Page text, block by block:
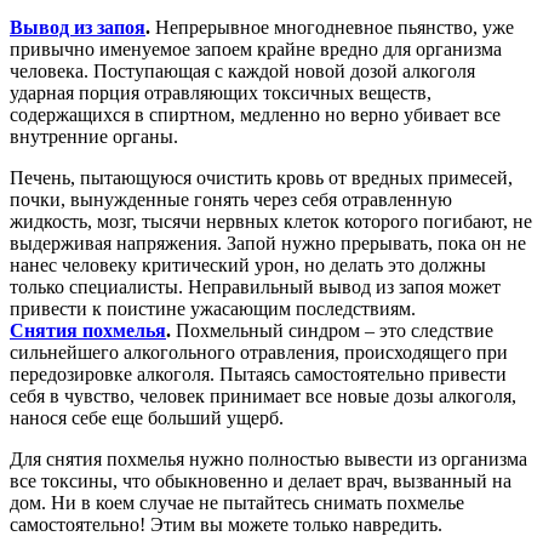
Вывод из запоя. Непрерывное многодневное пьянство, уже
привычно именуемое запоем крайне вредно для организма
человека. Поступающая с каждой новой дозой алкоголя
ударная порция отравляющих токсичных веществ,
содержащихся в спиртном, медленно но верно убивает все
внутренние органы.
Печень, пытающуюся очистить кровь от вредных примесей,
почки, вынужденные гонять через себя отравленную
жидкость, мозг, тысячи нервных клеток которого погибают, не
выдерживая напряжения. Запой нужно прерывать, пока он не
нанес человеку критический урон, но делать это должны
только специалисты. Неправильный вывод из запоя может
привести к поистине ужасающим последствиям.
Снятия похмелья. Похмельный синдром – это следствие
сильнейшего алкогольного отравления, происходящего при
передозировке алкоголя. Пытаясь самостоятельно привести
себя в чувство, человек принимает все новые дозы алкоголя,
нанося себе еще больший ущерб.
Для снятия похмелья нужно полностью вывести из организма
все токсины, что обыкновенно и делает врач, вызванный на
дом. Ни в коем случае не пытайтесь снимать похмелье
самостоятельно! Этим вы можете только навредить.